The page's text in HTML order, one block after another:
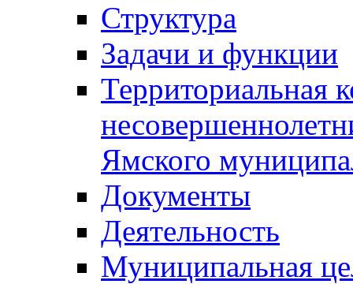
Структура
Задачи и функции
Территориальная
Ямского
Документы
Деятельность
Муниципальная